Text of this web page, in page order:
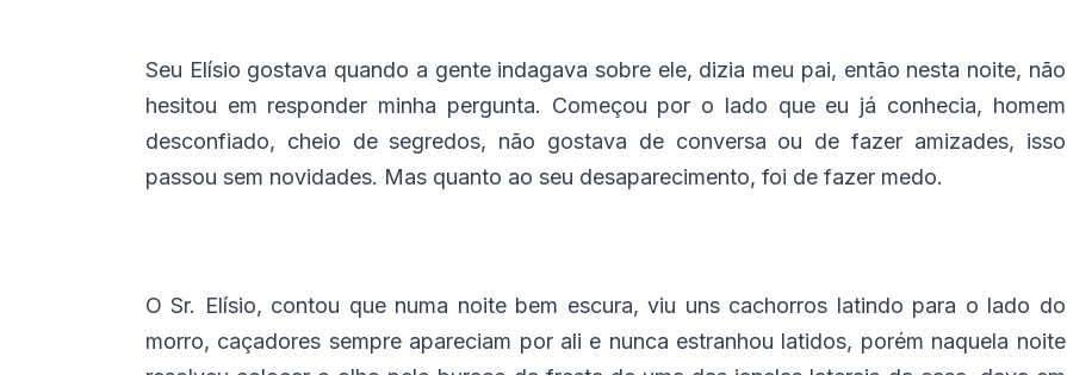
Seu Elísio gostava quando a gente indagava sobre ele, dizia meu pai, então nesta noite, não
hesitou em responder minha pergunta. Começou por o lado que eu já conhecia, homem
desconfiado, cheio de segredos, não gostava de conversa ou de fazer amizades, isso
passou sem novidades. Mas quanto ao seu desaparecimento, foi de fazer medo.
O Sr. Elísio, contou que numa noite bem escura, viu uns cachorros latindo para o lado do
morro, caçadores sempre apareciam por ali e nunca estranhou latidos, porém naquela noite